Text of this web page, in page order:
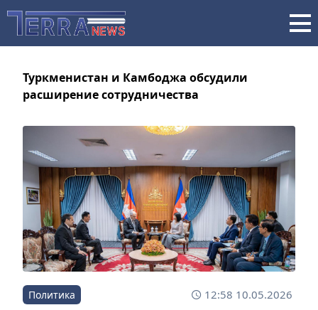
Туркменистан и Камбоджа обсудили
расширение сотрудничества
Политика 12:58 10.05.2026